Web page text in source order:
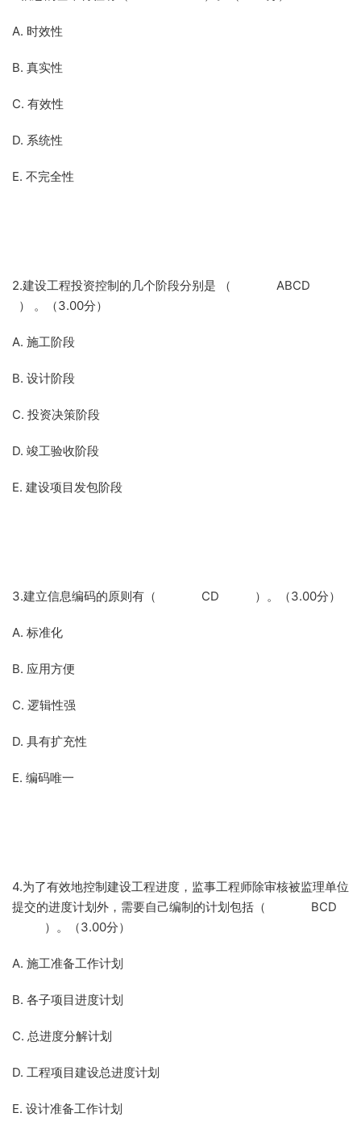
A. 时效性
B. 真实性
C. 有效性
D. 系统性
E. 不完全性
2.建设工程投资控制的几个阶段分别是 （ ABCD
） 。（3.00分）
A. 施工阶段
B. 设计阶段
C. 投资决策阶段
D. 竣工验收阶段
E. 建设项目发包阶段
3.建立信息编码的原则有（ CD ）。（3.00分）
A. 标准化
B. 应用方便
C. 逻辑性强
D. 具有扩充性
E. 编码唯一
4.为了有效地控制建设工程进度，监事工程师除审核被监理单位
提交的进度计划外，需要自己编制的计划包括（ BCD
）。（3.00分）
A. 施工准备工作计划
B. 各子项目进度计划
C. 总进度分解计划
D. 工程项目建设总进度计划
E. 设计准备工作计划